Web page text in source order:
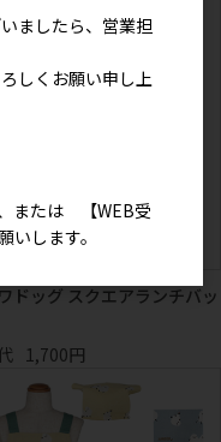
ドッグ スクエアランチバッ
1,700円
ましたら、営業担
しくお願い申し上
または 【WEB受
いします。